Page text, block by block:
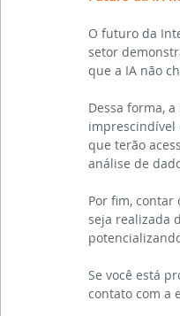
O futuro da
setor
que a IA não
Dessa forma,
imprescindível
que terão
análise de
Por fim,
seja realizada
Se você está
contato com a